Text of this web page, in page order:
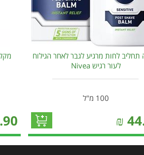
תחליב לחות מרגיע לגבר לאחר הגילוח
לעור רגיש Nivea
100 מ"ל
₪